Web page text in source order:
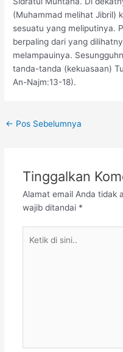
(Muhammad melihat Jibril)
sesuatu yang meliputinya.
berpaling dari yang
melampauinya.
tanda-tanda (kekuasaan)
An-Najm:13-18).
← Pos Sebelumnya
Tinggalkan
Alamat email Anda tidak
wajib ditandai *